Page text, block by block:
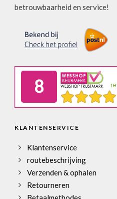
betrouwbaarheid en service!
KLANTENSERVICE
Klantenservice
routebeschrijving
Verzenden & ophalen
Retourneren